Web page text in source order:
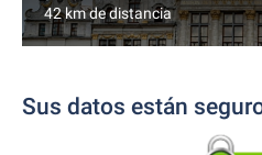
42 km de distancia
Sus datos están